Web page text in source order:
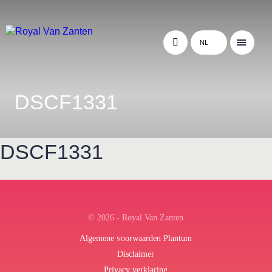
NL
DSCF1331
DSCF1331
© 2026 - Royal Van Zanten
Algemene voorwaarden Plantum
Disclaimer
Privacy verklaring